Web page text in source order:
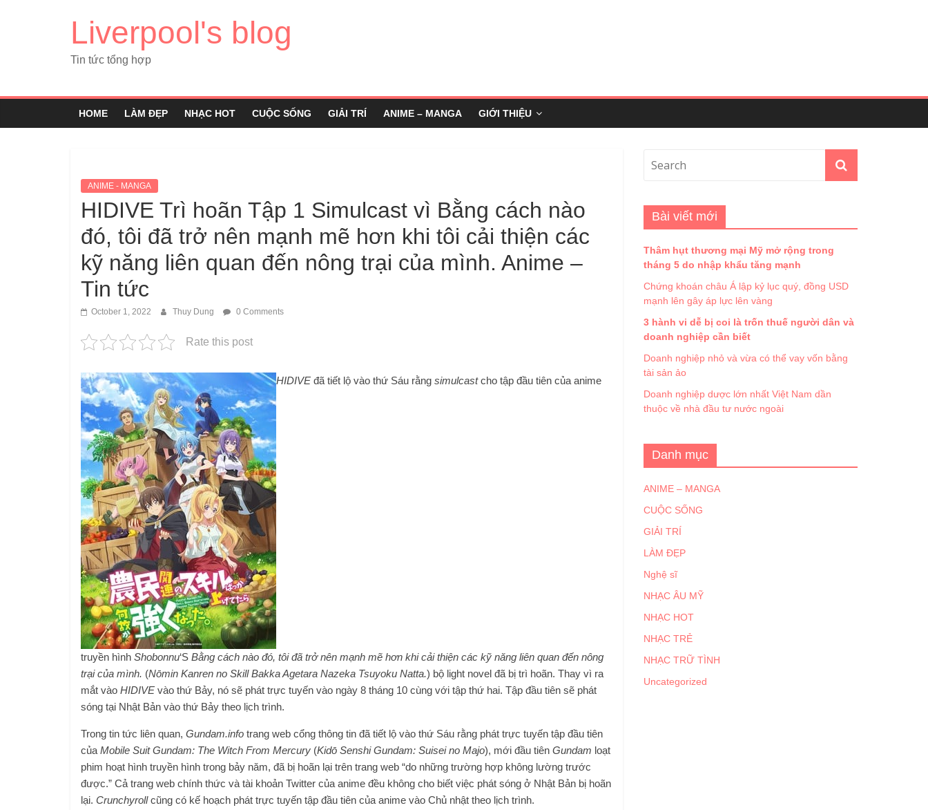
Liverpool's blog
Tin tức tổng hợp
HOME LÀM ĐẸP NHẠC HOT CUỘC SỐNG GIẢI TRÍ ANIME – MANGA GIỚI THIỆU
ANIME - MANGA
HIDIVE Trì hoãn Tập 1 Simulcast vì Bằng cách nào
đó, tôi đã trở nên mạnh mẽ hơn khi tôi cải thiện các
kỹ năng liên quan đến nông trại của mình. Anime –
Tin tức
October 1, 2022 Thuy Dung 0 Comments
Rate this post
HIDIVE đã tiết lộ vào thứ Sáu rằng simulcastcho tập đầu tiên của anime
truyền hình Shobonnu‘S Bằng cách nào đó, tôi đã trở nên mạnh mẽ hơn khi cải thiện các kỹ năng liên quan đến nông
trại của mình. (Nōmin Kanren no Skill Bakka Agetara Nazeka Tsuyoku Natta.) bộ light novel đã bị trì hoãn. Thay vì ra
mắt vào HIDIVE vào thứ Bảy, nó sẽ phát trực tuyến vào ngày 8 tháng 10 cùng với tập thứ hai. Tập đầu tiên sẽ phát
sóng tại Nhật Bản vào thứ Bảy theo lịch trình.
Trong tin tức liên quan, Gundam.info trang web cổng thông tin đã tiết lộ vào thứ Sáu rằng phát trực tuyến tập đầu tiên
của Mobile Suit Gundam: The Witch From Mercury (Kidō Senshi Gundam: Suisei no Majo), mới đầu tiên Gundam loạt
phim hoạt hình truyền hình trong bảy năm, đã bị hoãn lại trên trang web “do những trường hợp không lường trước
được.” Cả trang web chính thức và tài khoản Twitter của anime đều không cho biết việc phát sóng ở Nhật Bản bị hoãn
lại. Crunchyrollcũng có kế hoạch phát trực tuyến tập đầu tiên của anime vào Chủ nhật theo lịch trình.
Bài viết mới
Thâm hụt thương mại Mỹ mở rộng trong
tháng 5 do nhập khẩu tăng mạnh
Chứng khoán châu Á lập kỷ lục quý, đồng USD
mạnh lên gây áp lực lên vàng
3 hành vi dễ bị coi là trốn thuế người dân và
doanh nghiệp cần biết
Doanh nghiệp nhỏ và vừa có thể vay vốn bằng
tài sản ảo
Doanh nghiệp dược lớn nhất Việt Nam dần
thuộc về nhà đầu tư nước ngoài
Danh mục
ANIME – MANGA
CUỘC SỐNG
GIẢI TRÍ
LÀM ĐẸP
Nghệ sĩ
NHẠC ÂU MỸ
NHẠC HOT
NHẠC TRẺ
NHẠC TRỮ TÌNH
Uncategorized